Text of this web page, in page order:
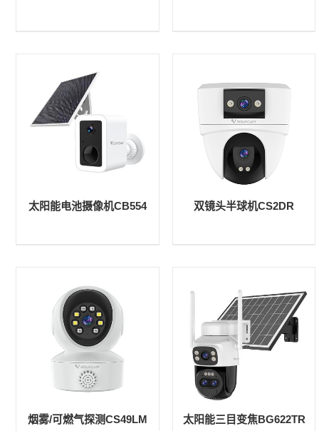
太阳能电池摄像机CB554 双镜头半球机CS2DR
烟雾/可燃气探测CS49LM 太阳能三目变焦BG622TR